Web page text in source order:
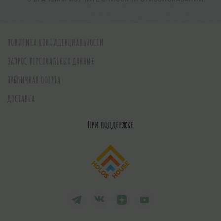
ПОЛИТИКА КОНФИДЕНЦИАЛЬНОСТИ
ЗАПРОС ПЕРСОНАЛЬНЫХ ДАННЫХ
ПУБЛИЧНАЯ ОФЕРТА
ДОСТАВКА
При поддержке